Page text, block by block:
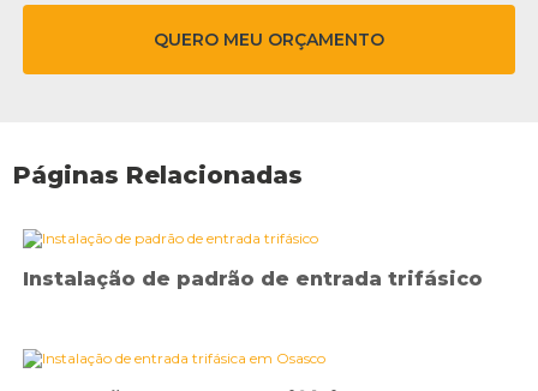
QUERO MEU ORÇAMENTO
Páginas Relacionadas
Instalação de padrão de entrada trifásico